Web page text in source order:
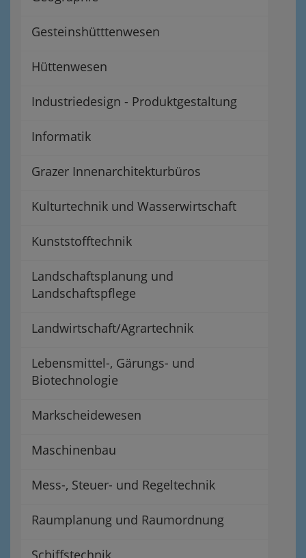
Gesteinshütttenwesen
Hüttenwesen
Industriedesign - Produktgestaltung
Informatik
Grazer Innenarchitekturbüros
Kulturtechnik und Wasserwirtschaft
Kunststofftechnik
Landschaftsplanung und
Landschaftspflege
Landwirtschaft/Agrartechnik
Lebensmittel-, Gärungs- und
Biotechnologie
Markscheidewesen
Maschinenbau
Mess-, Steuer- und Regeltechnik
Raumplanung und Raumordnung
Schiffstechnik